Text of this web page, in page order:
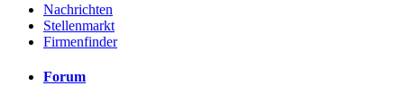
Nachrichten
Stellenmarkt
Firmenfinder
Forum